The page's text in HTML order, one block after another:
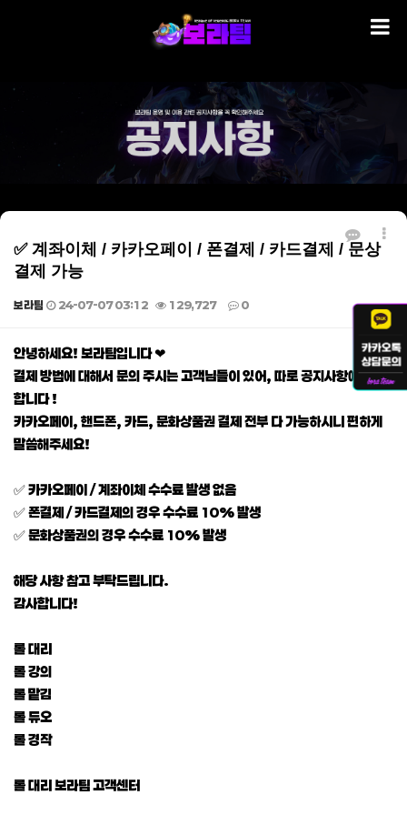
✅ 계좌이체 / 카카오페이 / 폰결제 / 카드결제 / 문상
결제 가능
보라팀 24-07-07 03:12 129,727 0
본문
안녕하세요! 보라팀입니다 ❤
결제 방법에 대해서 문의 주시는 고객님들이 있어, 따로 공지사항에 게재
합니다 !
카카오페이, 핸드폰, 카드, 문화상품권 결제 전부 다 가능하시니 편하게
말씀해주세요!
✅ 카카오페이 / 계좌이체 수수료 발생 없음
✅ 폰결제 / 카드결제의 경우 수수료 10% 발생
✅ 문화상품권의 경우 수수료 10% 발생
해당 사항 참고 부탁드립니다.
감사합니다!
롤 대리
롤 강의
롤 맡김
롤 듀오
롤 경작
롤 대리 보라팀 고객센터